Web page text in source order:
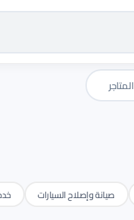
المتاجر
صيانة وإصلاح السيارات